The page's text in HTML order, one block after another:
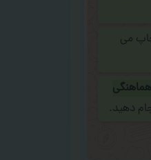
می
هماهنگی
دهید.